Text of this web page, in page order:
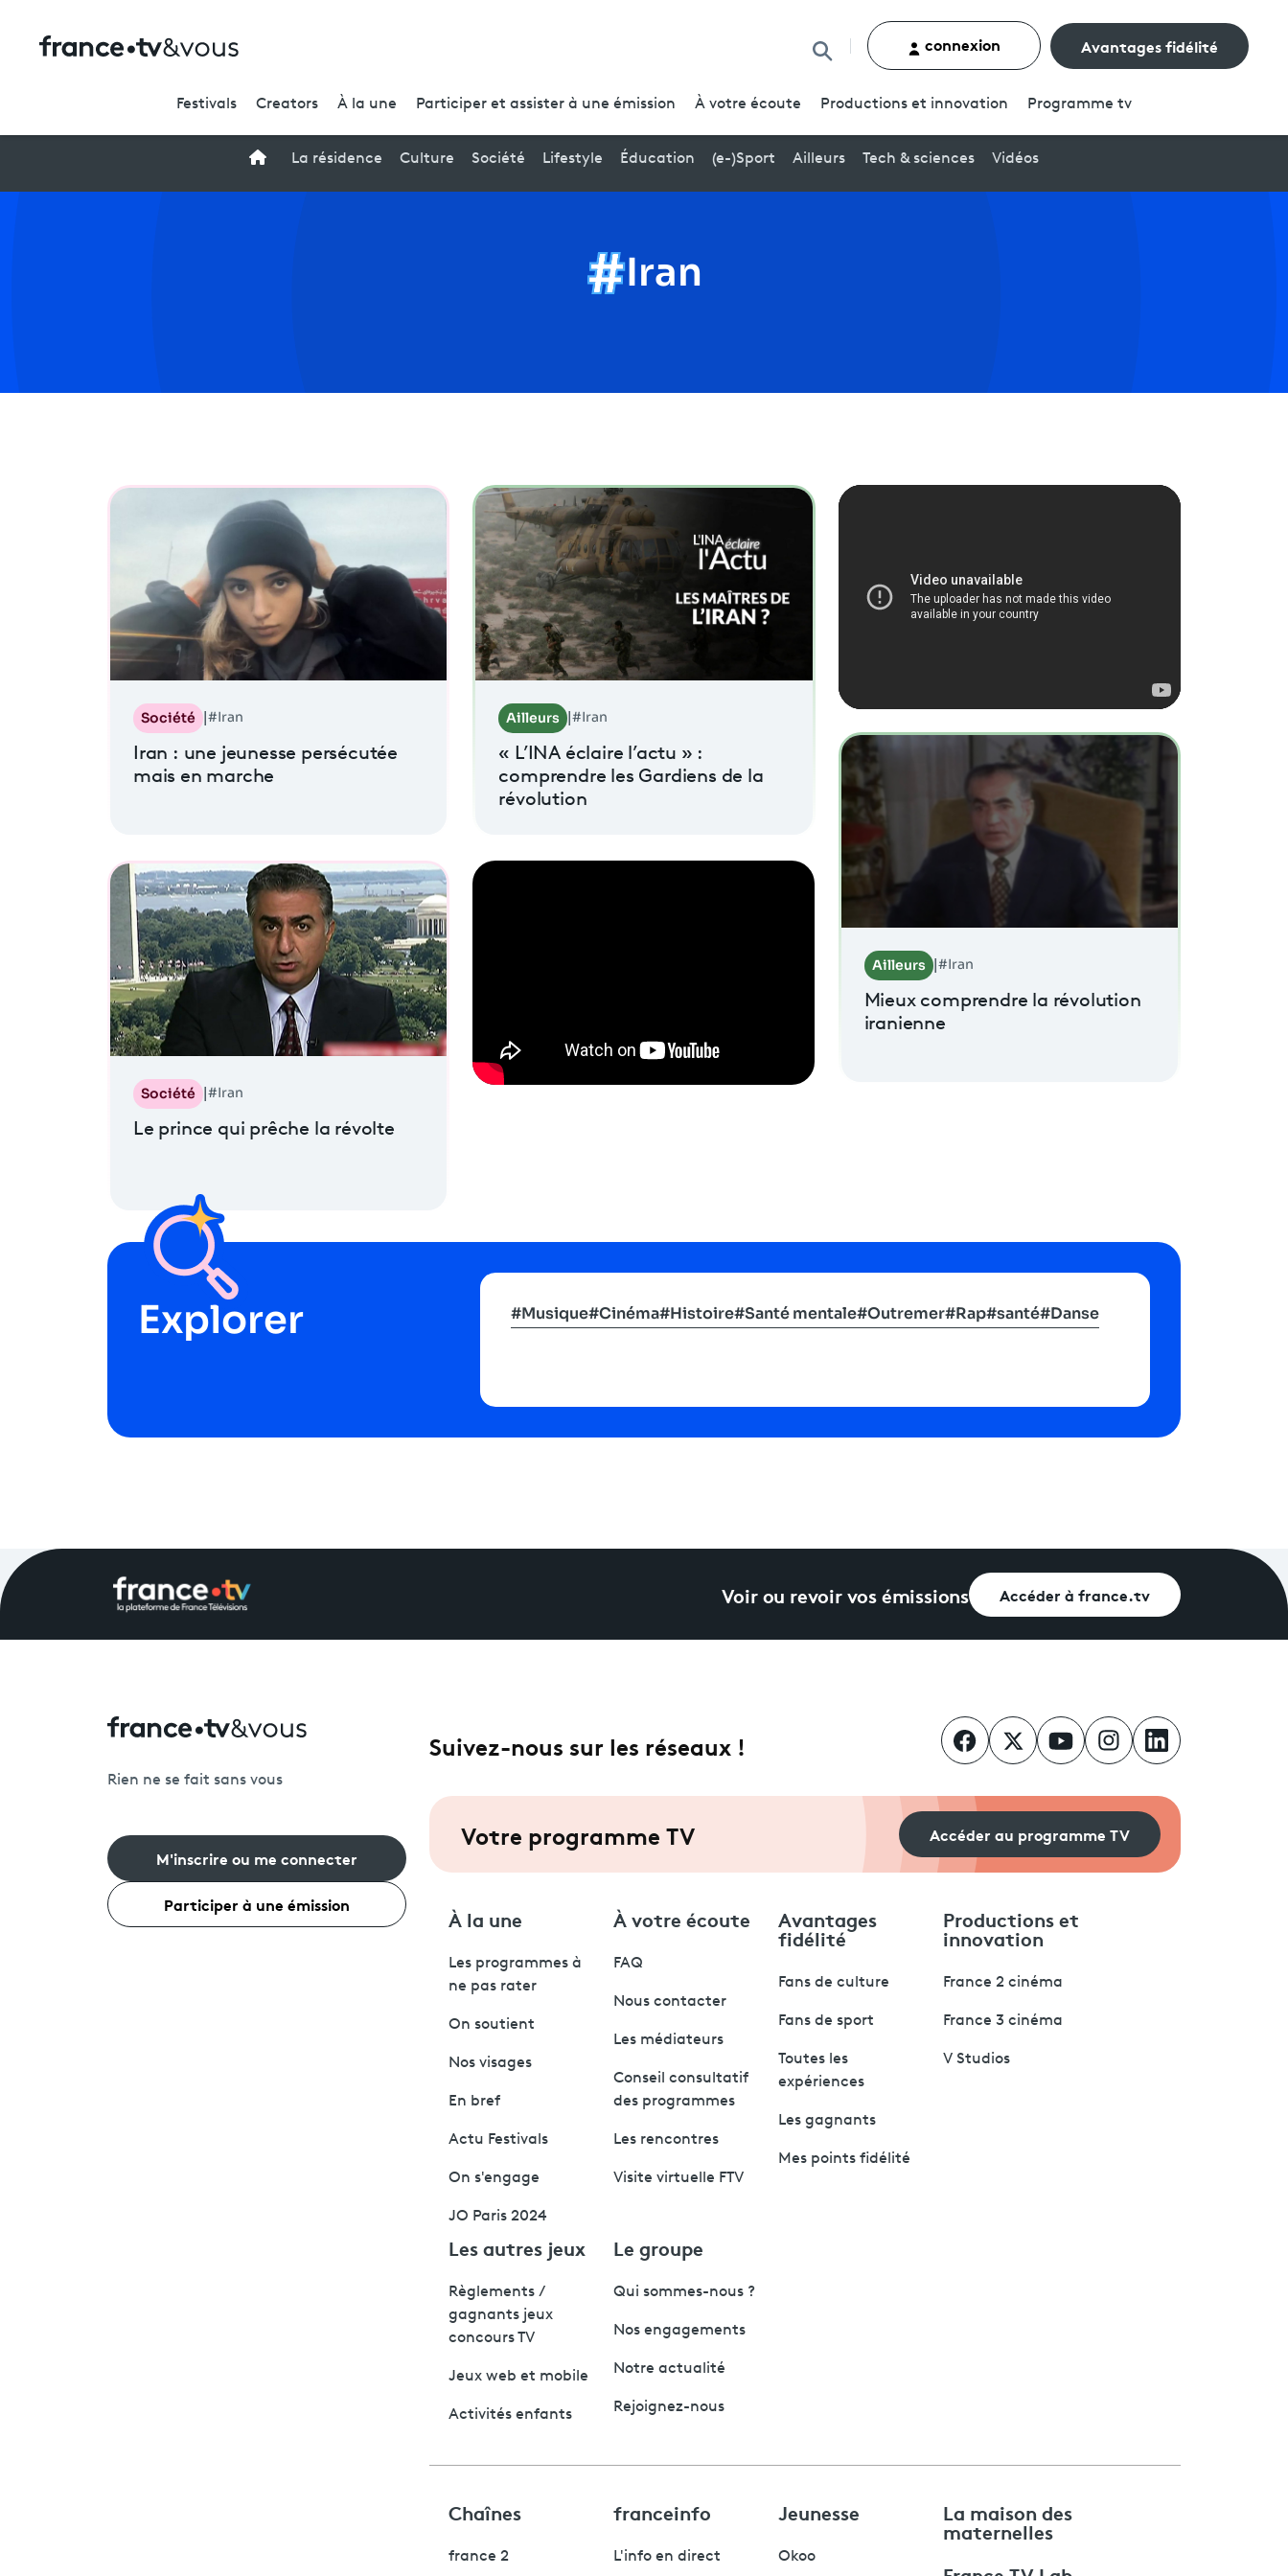
Rechercher un contenu
connexion Avantages fidélité
Festivals Creators À la une Participer et assister à une émission À votre écoute Productions et innovation Programme tv
Accueil
La résidence Culture Société Lifestyle Éducation (e-)Sport Ailleurs Tech & sciences Vidéos
Iran
Société #Iran
Iran : une jeunesse persécutée
mais en marche
Société #Iran
Le prince qui prêche la révolte
Ailleurs |#Iran
« L’INA éclaire l’actu » :
comprendre les Gardiens de la
révolution
Ailleurs | #Iran
Mieux comprendre la révolution
iranienne
Explorer #Musique#Cinéma#Histoire#Santé mentale#Outremer#Rap#santé#Danse
Voir ou revoir vos émissions Accéder à france.tv
Rien ne se fait sans vous
M'inscrire ou me connecter
Participer à une émission
Suivez-nous sur les réseaux !
Votre programme TV Accéder au programme TV
À la une
Les programmes à
ne pas rater
On soutient
Nos visages
En bref
Actu Festivals
On s'engage
JO Paris 2024
À votre écoute
FAQ
Nous contacter
Les médiateurs
Conseil consultatif
des programmes
Les rencontres
Visite virtuelle FTV
Avantages
fidélité
Fans de culture
Fans de sport
Toutes les
expériences
Les gagnants
Mes points fidélité
Productions et
innovation
France 2 cinéma
France 3 cinéma
V Studios
Les autres jeux
Règlements /
gagnants jeux
concours TV
Jeux web et mobile
Activités enfants
Le groupe
Qui sommes-nous ?
Nos engagements
Notre actualité
Rejoignez-nous
Chaînes
france 2
franceinfo
L'info en direct
Jeunesse
Okoo
La maison des
maternelles